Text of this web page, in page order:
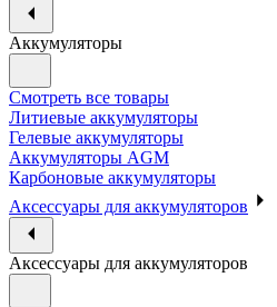
Аккумуляторы
Смотреть все товары
Литиевые аккумуляторы
Гелевые аккумуляторы
Аккумуляторы AGM
Карбоновые аккумуляторы
Аксессуары для аккумуляторов
Аксессуары для аккумуляторов